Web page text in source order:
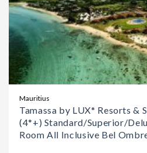
Mauritius
Tamassa by LUX* Resorts &
(4*+) Standard/Superior/
Room All Inclusive Bel